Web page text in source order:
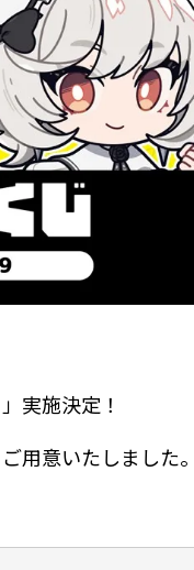
実施決定！
用意いたしました。